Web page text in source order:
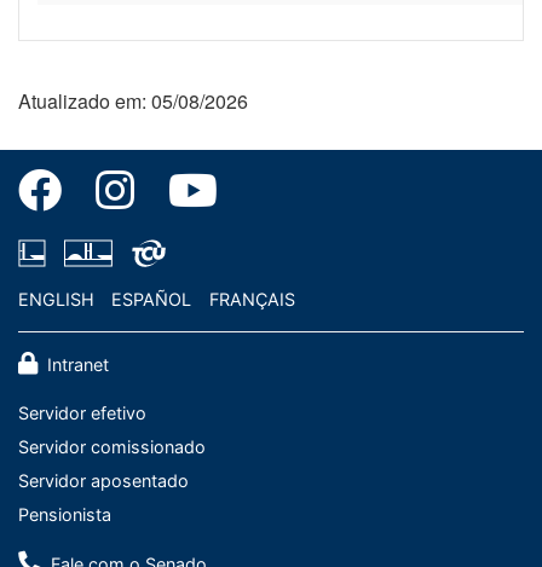
Atualizado em: 05/08/2026
ENGLISH ESPAÑOL FRANÇAIS
Intranet
Servidor efetivo
Servidor comissionado
Servidor aposentado
Pensionista